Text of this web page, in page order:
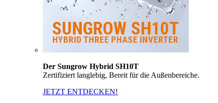
Der Sungrow Hybrid SH10T
Zertifiziert langlebig, Bereit für die Außenbereiche.
JETZT ENTDECKEN!